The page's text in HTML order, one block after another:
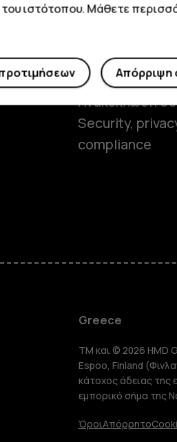
Βιωσιμότητα
Αυτοεπισκευή
Ανακύκλωση
Security,
compliance
Greece
TM και © 2026 HMD
Espoo, Finland
κάτοχος άδειας της
εμπορικό σήμα της
ΌροιΑπόρρητο
ιστότοπου. Μάθετε
Απόρριψη